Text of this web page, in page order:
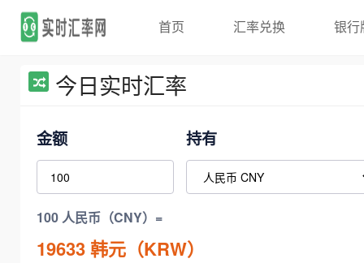
首页 汇率兑换 银行
今日实时汇率
金额 持有
100 人民币（CNY）=
19633韩元（KRW）